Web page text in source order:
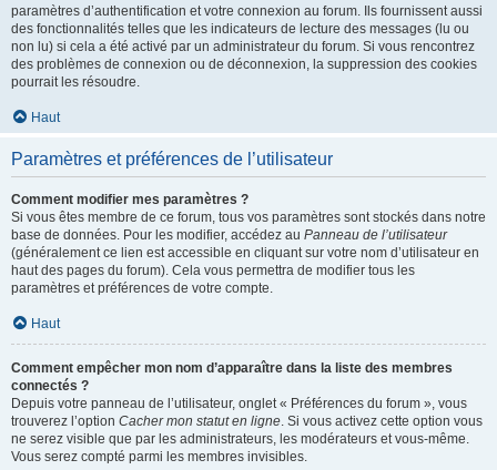
paramètres d’authentification et votre connexion au forum. Ils fournissent aussi
des fonctionnalités telles que les indicateurs de lecture des messages (lu ou
non lu) si cela a été activé par un administrateur du forum. Si vous rencontrez
des problèmes de connexion ou de déconnexion, la suppression des cookies
pourrait les résoudre.
Haut
Paramètres et préférences de l’utilisateur
Comment modifier mes paramètres ?
Si vous êtes membre de ce forum, tous vos paramètres sont stockés dans notre
base de données. Pour les modifier, accédez au Panneau de l’utilisateur
(généralement ce lien est accessible en cliquant sur votre nom d’utilisateur en
haut des pages du forum). Cela vous permettra de modifier tous les
paramètres et préférences de votre compte.
Haut
Comment empêcher mon nom d’apparaître dans la liste des membres
connectés ?
Depuis votre panneau de l’utilisateur, onglet « Préférences du forum », vous
trouverez l’option Cacher mon statut en ligne. Si vous activez cette option vous
ne serez visible que par les administrateurs, les modérateurs et vous-même.
Vous serez compté parmi les membres invisibles.